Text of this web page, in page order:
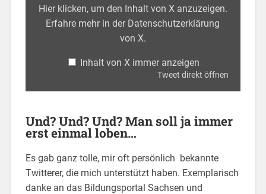
Hier klicken, um den Inhalt von X anzuzeigen.
Erfahre mehr in der Datenschutzerklärung
von X.
Inhalt von X immer anzeigen
Tweet direkt öffnen
Und? Und? Und? Man soll ja immer
erst einmal loben…
Es gab ganz tolle, mir oft persönlich bekannte
Twitterer, die mich unterstützt haben. Exemplarisch
danke an das Bildungsportal Sachsen und